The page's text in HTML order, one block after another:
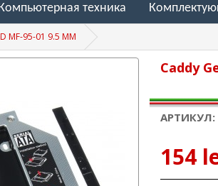
Компьютерная техника
MF-95-01 9.5 MM
Caddy
АРТИКУЛ:
154